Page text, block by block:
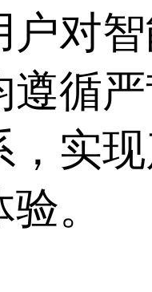
户对
遵循
，实
。